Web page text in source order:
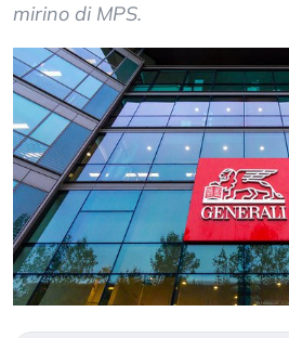
mirino di MPS.